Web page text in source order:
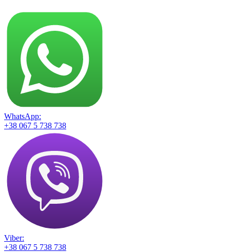
WhatsApp:
+38 067 5 738 738
Viber:
+38 067 5 738 738